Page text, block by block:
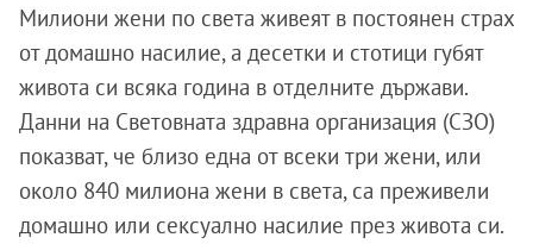
Милиони жени по света живеят в постоянен страх
от домашно насилие, а десетки и стотици губят
живота си всяка година в отделните държави.
Данни на Световната здравна организация (СЗО)
показват, че близо една от всеки три жени, или
около 840 милиона жени в света, са преживели
домашно или сексуално насилие през живота си.